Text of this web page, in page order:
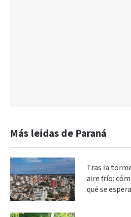
Más leidas de Paraná
Tras la
aire frío:
qué se